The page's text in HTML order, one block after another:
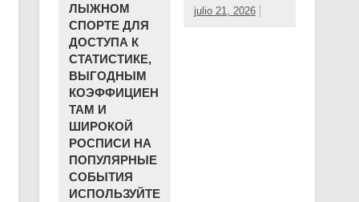
ЛЫЖНОМ
СПОРТЕ ДЛЯ
ДОСТУПА К
СТАТИСТИКЕ,
ВЫГОДНЫМ
КОЭФФИЦИЕН
ТАМ И
ШИРОКОЙ
РОСПИСИ НА
ПОПУЛЯРНЫЕ
СОБЫТИЯ
ИСПОЛЬЗУЙТЕ
julio 21, 2026